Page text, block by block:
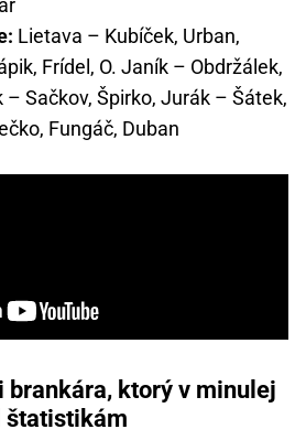
Lietava – Kubíček, Urban,
Frídel, O. Janík – Obdržálek,
– Sačkov, Špirko, Jurák – Šátek,
Fungáč, Duban
brankára, ktorý v minulej
štatistikám